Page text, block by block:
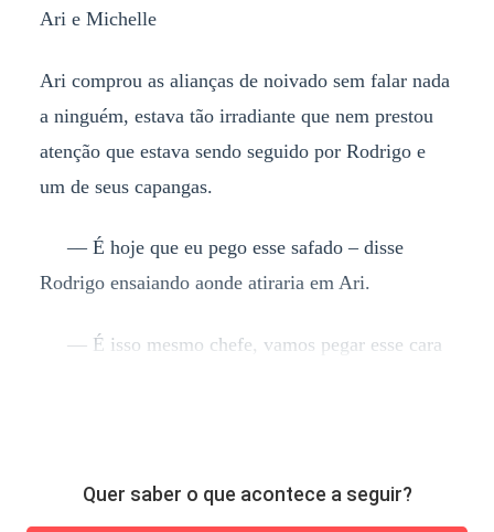
Ari e Michelle
Ari comprou as alianças de noivado sem falar nada
a ninguém, estava tão irradiante que nem prestou
atenção que estava sendo seguido por Rodrigo e
um de seus capangas.
–– É hoje que eu pego esse safado – disse
Rodrigo ensaiando aonde atiraria em Ari.
–– É isso mesmo chefe, vamos pegar esse cara
Quer saber o que acontece a seguir?